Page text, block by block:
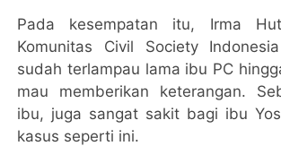
Pada kesempatan itu, Irma
Komunitas Civil Society
sudah terlampau lama ibu PC
mau memberikan keterangan.
ibu, juga sangat sakit bagi ibu
kasus seperti ini.